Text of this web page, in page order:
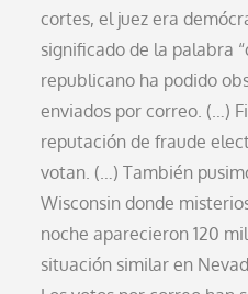
cortes, el juez era
significado de la palabra
republicano ha podido
enviados por correo. (…)
reputación de fraude
votan. (…) También
Wisconsin donde
noche aparecieron 120
situación similar en